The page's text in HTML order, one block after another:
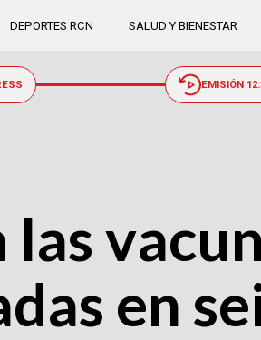
DEPORTES RCN SALUD Y BIENESTAR
EMISIÓN
en